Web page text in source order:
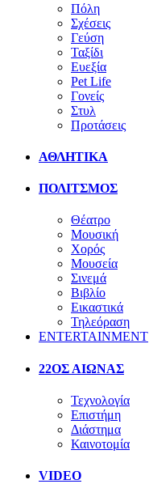
Πόλη
Σχέσεις
Γεύση
Ταξίδι
Ευεξία
Pet Life
Γονείς
Στυλ
Προτάσεις
ΑΘΛΗΤΙΚΑ
ΠΟΛΙΤΣΜΟΣ
Θέατρο
Μουσική
Χορός
Μουσεία
Σινεμά
Βιβλίο
Εικαστικά
Τηλεόραση
ENTERTAINMENT
22ΟΣ ΑΙΩΝΑΣ
Τεχνολογία
Επιστήμη
Διάστημα
Καινοτομία
VIDEO